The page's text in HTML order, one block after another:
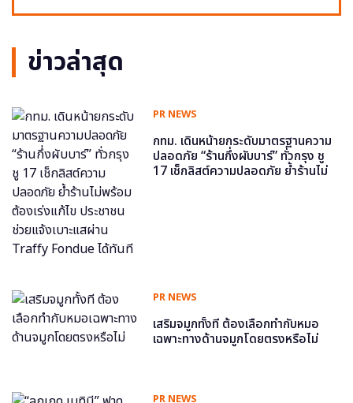
ข่าวล่าสุด
PR NEWS
กทม. เดินหน้ายกระดับมาตรฐานความ
ปลอดภัย “ร้านกึ่งผับบาร์” ทั่วกรุง ชู
17 เช็กลิสต์ความปลอดภัย ย้ำร้านไม่
PR NEWS
เสริมจมูกทั้งที ต้องเลือกทำกับหมอ
เฉพาะทางด้านจมูกโดยตรงหรือไม่
PR NEWS